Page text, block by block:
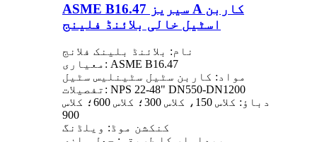
ASME B16.47 سیریز A کاربن
اسٹیل خالی بلائنڈ فلینج
نام: بلائنڈ بلینک فلانج
معیاری: ASME B16.47
مواد: کاربن سٹیل سٹینلیس سٹیل
تفصیلات: NPS 22-48" DN550-DN1200
دباؤ: کلاس 150، کلاس 300؛ کلاس 600؛ کلاس
900
کنکشن موڈ: ویلڈنگ